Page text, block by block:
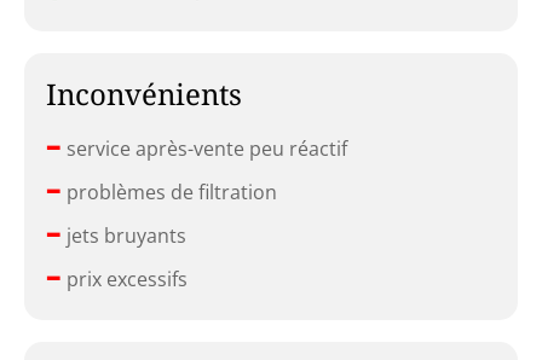
Inconvénients
– service après-vente peu réactif
– problèmes de filtration
– jets bruyants
– prix excessifs